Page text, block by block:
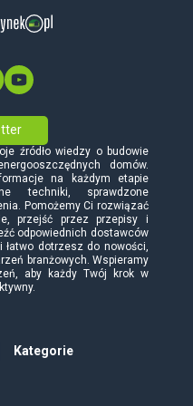
źródło wiedzy o budowie
domów.
na każdym etapie
techniki, sprawdzone
Pomożemy Ci rozwiązać
przejść przez przepisy i
odpowiednich dostawców
dotrzesz do nowości,
branżowych. Wspieramy
aby każdy Twój krok w
Kategorie